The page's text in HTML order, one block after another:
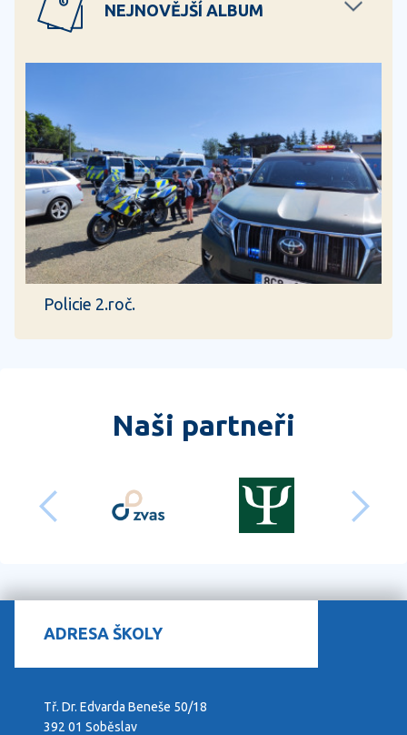
NEJNOVĚJŠÍ ALBUM
Policie 2.roč.
Naši partneři
ADRESA ŠKOLY
Tř. Dr. Edvarda Beneše 50/18
392 01 Soběslav